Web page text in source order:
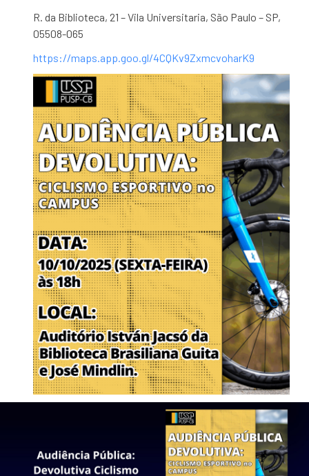
R. da Biblioteca, 21 – Vila Universitaria, São Paulo – SP,
05508-065
https://maps.app.goo.gl/4CQKv9ZxmcvoharK9